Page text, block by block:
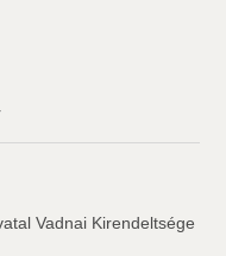
Vadnai Kirendeltsége